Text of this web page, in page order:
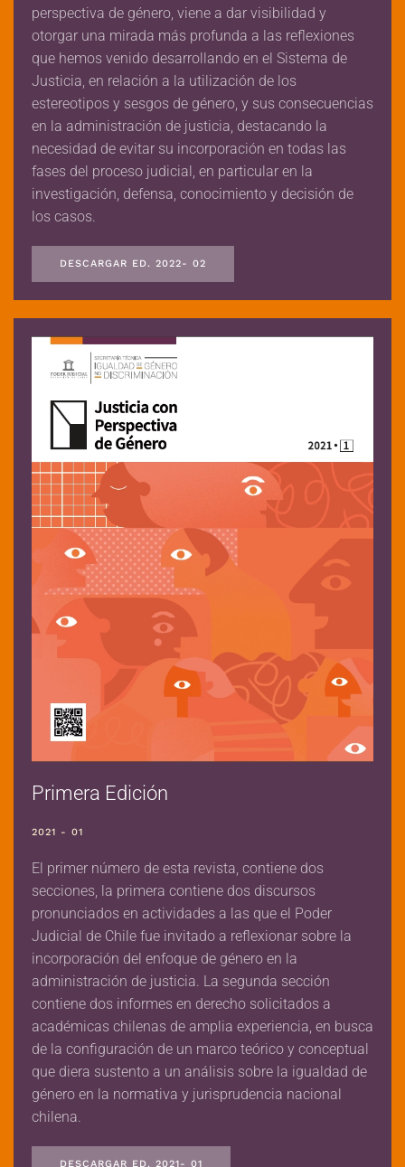
perspectiva de género, viene a dar visibilidad y
otorgar una mirada más profunda a las reflexiones
que hemos venido desarrollando en el Sistema de
Justicia, en relación a la utilización de los
estereotipos y sesgos de género, y sus consecuencias
en la administración de justicia, destacando la
necesidad de evitar su incorporación en todas las
fases del proceso judicial, en particular en la
investigación, defensa, conocimiento y decisión de
los casos.
DESCARGAR ED. 2022- 02
Primera Edición
2021 - 01
El primer número de esta revista, contiene dos
secciones, la primera contiene dos discursos
pronunciados en actividades a las que el Poder
Judicial de Chile fue invitado a reflexionar sobre la
incorporación del enfoque de género en la
administración de justicia. La segunda sección
contiene dos informes en derecho solicitados a
académicas chilenas de amplia experiencia, en busca
de la configuración de un marco teórico y conceptual
que diera sustento a un análisis sobre la igualdad de
género en la normativa y jurisprudencia nacional
chilena.
DESCARGAR ED. 2021- 01